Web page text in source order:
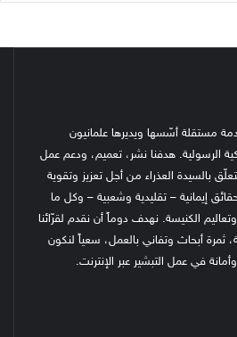
مستقلة أسّسها ويديرها علمانيون
الرسولية. هدفنا نشر، تعميم، ودعم عمل
بالسيدة العذراء من أجل تعزيز وتقوية
إيمانية – تقليدية وشعبية – وكل ما
الكنيسة. نهدف دوماً أن نقدم لقرّائنا
ثمرة أبحاث وتفاني بالعمل، سعياً لنكون
في عمل التبشير عبر الإنترنت.